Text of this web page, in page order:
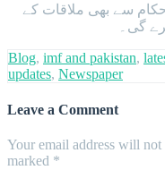
حکام سے بھی ملاقات کے
گی۔
Blog, imf and pakistan,
updates, Newspaper
Leave a Comment
Your email address will not
marked *